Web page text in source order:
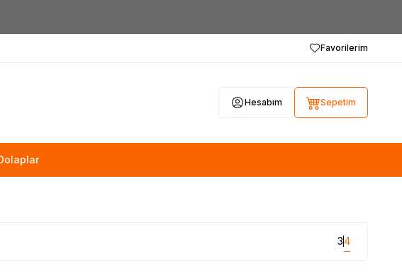
Favorilerim
Hesabım Sepetim
34